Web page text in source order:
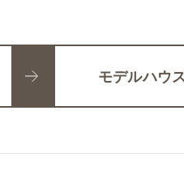
モデルハウ